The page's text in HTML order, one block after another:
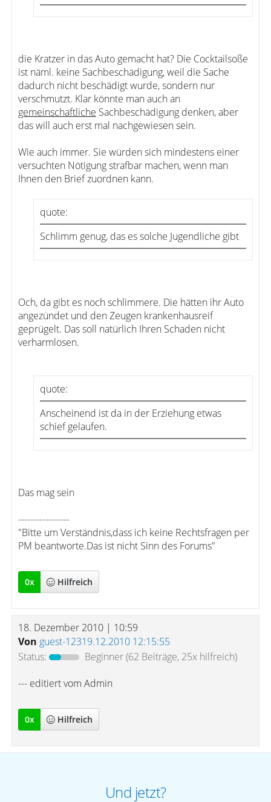
die Kratzer in das Auto gemacht hat? Die Cocktailsoße
ist näml. keine Sachbeschädigung, weil die Sache
dadurch nicht beschädigt wurde, sondern nur
verschmutzt. Klar könnte man auch an
gemeinschaftliche Sachbeschädigung denken, aber
das will auch erst mal nachgewiesen sein.
Wie auch immer. Sie würden sich mindestens einer
versuchten Nötigung strafbar machen, wenn man
Ihnen den Brief zuordnen kann.
quote:
Schlimm genug, das es solche Jugendliche gibt
Och, da gibt es noch schlimmere. Die hätten ihr Auto
angezündet und den Zeugen krankenhausreif
geprügelt. Das soll natürlich Ihren Schaden nicht
verharmlosen.
quote:
Anscheinend ist da in der Erziehung etwas
schief gelaufen.
Das mag sein
-----------------
"Bitte um Verständnis,dass ich keine Rechtsfragen per
PM beantworte.Das ist nicht Sinn des Forums"
0x Hilfreich
18. Dezember 2010 | 10:59
Von guest-12319.12.2010 12:15:55
Status:
Beginner(62 Beiträge, 25x hilfreich)
--- editiert vom Admin
0x Hilfreich
Und jetzt?